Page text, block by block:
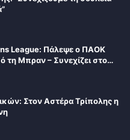
League: Πάλεψε ο ΠΑΟΚ
τη Μπραν – Συνεχίζει στο…
Στον Αστέρα Τρίπολης η